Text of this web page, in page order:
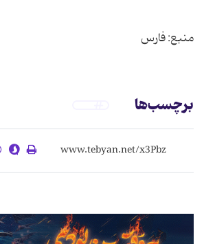
منبع: فارس
برچسب‌ها